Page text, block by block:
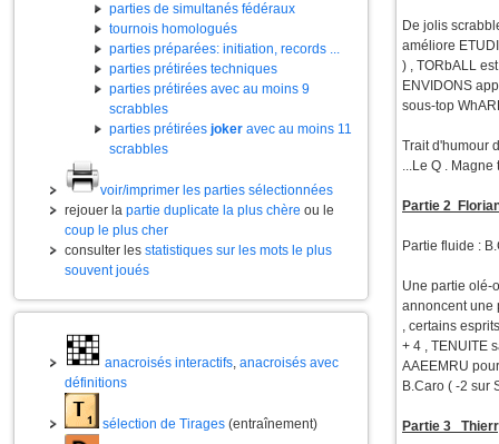
parties de simultanés fédéraux
tournois homologués
parties préparées: initiation, records ...
parties prétirées techniques
parties prétirées avec au moins 9
scrabbles
parties prétirées joker avec au moins 11
scrabbles
voir/imprimer les parties sélectionnées
rejouer la partie duplicate la plus chère ou le
coup le plus cher
consulter les statistiques sur les mots le plus
souvent joués
anacroisés interactifs, anacroisés avec
définitions
sélection de Tirages (entraînement)
De jolis
améliore
) , TORbALL
ENVIDONS
sous-top
Trait d'humour
...Le Q . Magne
Partie 2
Partie fluide :
Une partie olé-
annoncent une
, certains
+ 4 , TENUITE
AAEEMRU
B.Caro ( -2 sur
Partie 3